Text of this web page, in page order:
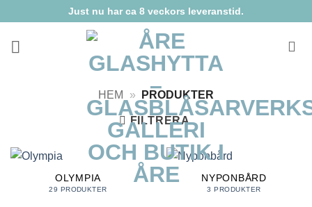
to
content
Just nu har ca 8 veckors leveranstid.
HEM » PRODUKTER
FILTRERA
OLYMPIA
29 PRODUKTER
NYPONBÅRD
3 PRODUKTER